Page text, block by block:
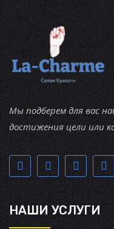
Мы подберем для вас
достижения цели или
НАШИ УСЛУГИ